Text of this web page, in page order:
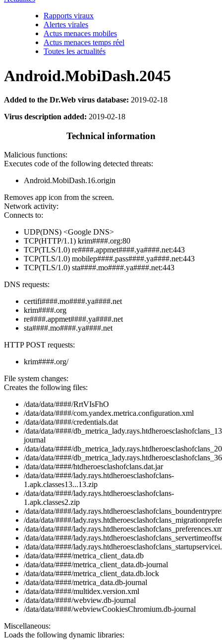
Rapports viraux
Alertes virales
Actus menaces mobiles
Actus menaces temps réel
Toutes les actualités
Android.MobiDash.2045
Added to the Dr.Web virus database: 2019-02-18
Virus description added: 2019-02-18
Technical information
Malicious functions:
Executes code of the following detected threats:
Android.MobiDash.16.origin
Removes app icon from the screen.
Network activity:
Connects to:
UDP(DNS) <Google DNS>
TCP(HTTP/1.1) krim####.org:80
TCP(TLS/1.0) re####.appmet####.ya####.net:443
TCP(TLS/1.0) mobilep####.pass####.ya####.net:443
TCP(TLS/1.0) sta####.mo####.ya####.net:443
DNS requests:
certifi####.mo####.ya####.net
krim####.org
re####.appmet####.ya####.net
sta####.mo####.ya####.net
HTTP POST requests:
krim####.org/
File system changes:
Creates the following files:
/data/data/####/RrtVIsFhO
/data/data/####/com.yandex.metrica.configuration.xml
/data/data/####/credentials.dat
/data/data/####/
journal
/data/data/####/
/data/data/####/
/data/data/####/htdheroesclashofclans.dat.jar
/data/data/####/lady.rays.htdheroesclashofclans-
1.apk.classes13...13.zip
/data/data/####/lady.rays.htdheroesclashofclans-
1.apk.classes2.zip
/data/data/####/
/data/data/####/
/data/data/####/
/data/data/####/
/data/data/####/
/data/data/####/metrica_client_data.db
/data/data/####/metrica_client_data.db-journal
/data/data/####/metrica_client_data.db.lock
/data/data/####/metrica_data.db-journal
/data/data/####/multidex.version.xml
/data/data/####/webview.db-journal
/data/data/####/webviewCookiesChromium.db-journal
Miscellaneous:
Loads the following dynamic libraries: